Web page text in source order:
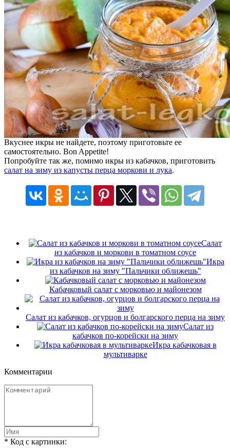
Вкуснее икры не найдете, поэтому приготовьте ее
самостоятельно. Bon Appetite!
Попробуйте так же, помимо икры из кабачков, приготовить
салат на зиму из капусты перца моркови и лука.
Салат
из кабачков и моркови в томатном соусе
Икра
из кабачков на зиму "Пальчики оближешь"
Кабачковый салат с морковью и майонезом
Салат из кабачков, огурцов и болгарского перца на зиму
Cалат из
кабачков по-корейски на зиму
Икра кабачковая в
мультиварке
Комментарии
* Код с картинки: